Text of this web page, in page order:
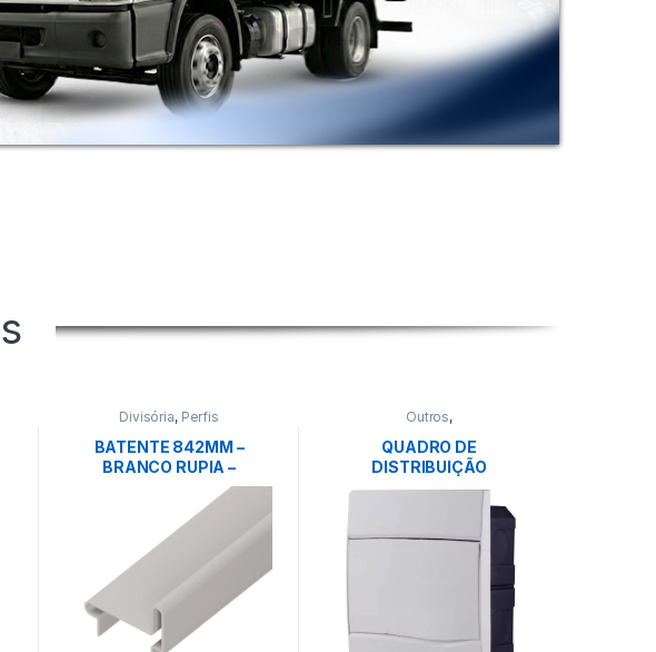
Divisória, Perfis
BATENTE 842MM –
BRANCO RUPIA –
Outros,
TOMADA/INTERRUPTOR
QUADRO DE
DISTRIBUIÇÃO
EMBUTIR.5DIN-
TRAMONTINA